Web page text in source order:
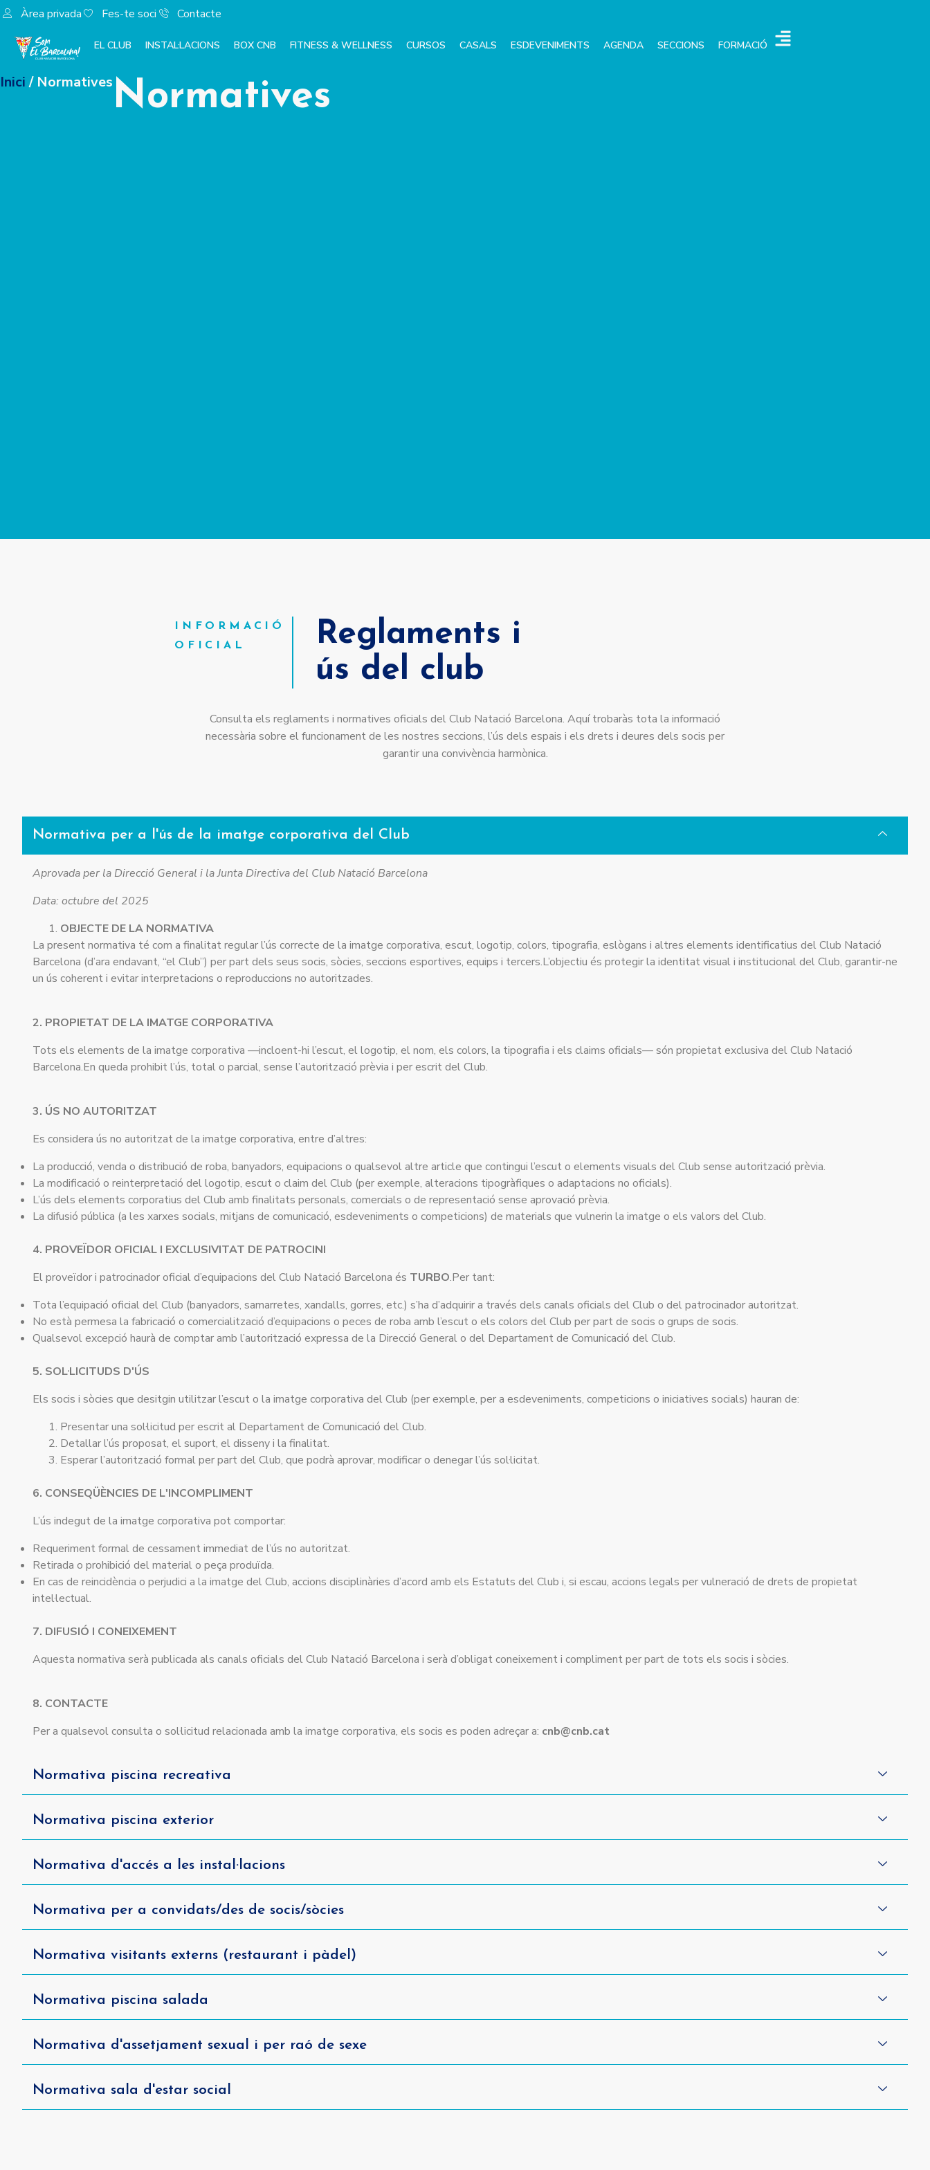
Àrea privada Fes-te soci Contacte
EL CLUB INSTAL·LACIONS BOX CNB FITNESS & WELLNESS CURSOS CASALS ESDEVENIMENTS AGENDA SECCIONS FORMACIÓ
Inici/ Normatives Normatives
INFORMACIÓ
OFICIAL
Reglaments i
ús del club
Consulta els reglaments i normatives oficials del Club Natació Barcelona. Aquí trobaràs tota la informació
necessària sobre el funcionament de les nostres seccions, l’ús dels espais i els drets i deures dels socis per
garantir una convivència harmònica.
Normativa per a l'ús de la imatge corporativa del Club
Aprovada per la Direcció General i la Junta Directiva del Club Natació Barcelona
Data: octubre del 2025
OBJECTE DE LA NORMATIVA
La present normativa té com a finalitat regular l’ús correcte de la imatge corporativa, escut, logotip, colors, tipografia, eslògans i altres elements identificatius del Club Natació
Barcelona (d’ara endavant, “el Club”) per part dels seus socis, sòcies, seccions esportives, equips i tercers.L’objectiu és protegir la identitat visual i institucional del Club, garantir-ne
un ús coherent i evitar interpretacions o reproduccions no autoritzades.
2. PROPIETAT DE LA IMATGE CORPORATIVA
Tots els elements de la imatge corporativa —incloent-hi l’escut, el logotip, el nom, els colors, la tipografia i els claims oficials— són propietat exclusiva del Club Natació
Barcelona.En queda prohibit l’ús, total o parcial, sense l’autorització prèvia i per escrit del Club.
3. ÚS NO AUTORITZAT
Es considera ús no autoritzat de la imatge corporativa, entre d’altres:
La producció, venda o distribució de roba, banyadors, equipacions o qualsevol altre article que contingui l’escut o elements visuals del Club sense autorització prèvia.
La modificació o reinterpretació del logotip, escut o claim del Club (per exemple, alteracions tipogràfiques o adaptacions no oficials).
L’ús dels elements corporatius del Club amb finalitats personals, comercials o de representació sense aprovació prèvia.
La difusió pública (a les xarxes socials, mitjans de comunicació, esdeveniments o competicions) de materials que vulnerin la imatge o els valors del Club.
4. PROVEÏDOR OFICIAL I EXCLUSIVITAT DE PATROCINI
El proveïdor i patrocinador oficial d’equipacions del Club Natació Barcelona és TURBO.Per tant:
Tota l’equipació oficial del Club (banyadors, samarretes, xandalls, gorres, etc.) s’ha d’adquirir a través dels canals oficials del Club o del patrocinador autoritzat.
No està permesa la fabricació o comercialització d’equipacions o peces de roba amb l’escut o els colors del Club per part de socis o grups de socis.
Qualsevol excepció haurà de comptar amb l’autorització expressa de la Direcció General o del Departament de Comunicació del Club.
5. SOL·LICITUDS D'ÚS
Els socis i sòcies que desitgin utilitzar l’escut o la imatge corporativa del Club (per exemple, per a esdeveniments, competicions o iniciatives socials) hauran de:
Presentar una sol·licitud per escrit al Departament de Comunicació del Club.
Detallar l’ús proposat, el suport, el disseny i la finalitat.
Esperar l’autorització formal per part del Club, que podrà aprovar, modificar o denegar l’ús sol·licitat.
6. CONSEQÜÈNCIES DE L'INCOMPLIMENT
L’ús indegut de la imatge corporativa pot comportar:
Requeriment formal de cessament immediat de l’ús no autoritzat.
Retirada o prohibició del material o peça produïda.
En cas de reincidència o perjudici a la imatge del Club, accions disciplinàries d’acord amb els Estatuts del Club i, si escau, accions legals per vulneració de drets de propietat
intel·lectual.
7. DIFUSIÓ I CONEIXEMENT
Aquesta normativa serà publicada als canals oficials del Club Natació Barcelona i serà d’obligat coneixement i compliment per part de tots els socis i sòcies.
8. CONTACTE
Per a qualsevol consulta o sol·licitud relacionada amb la imatge corporativa, els socis es poden adreçar a: cnb@cnb.cat
Normativa piscina recreativa
Normativa piscina exterior
Normativa d'accés a les instal·lacions
Normativa per a convidats/des de socis/sòcies
Normativa visitants externs (restaurant i pàdel)
Normativa piscina salada
Normativa d'assetjament sexual i per raó de sexe
Normativa sala d'estar social